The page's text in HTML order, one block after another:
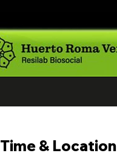
Time & Location